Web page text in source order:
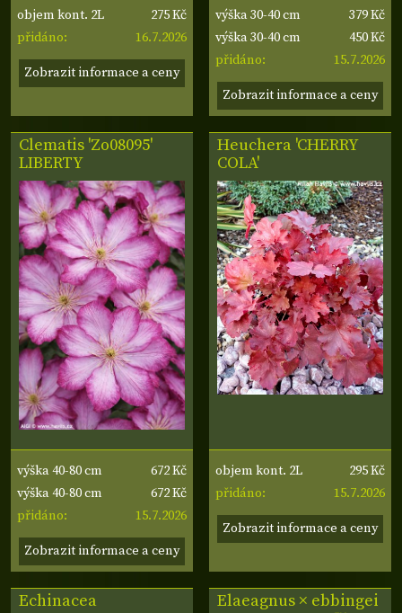
objem kont. 2L
275 Kč
přidáno:
16.7.2026
Zobrazit informace a ceny
výška 30-40 cm
379 Kč
výška 30-40 cm
450 Kč
přidáno:
15.7.2026
Zobrazit informace a ceny
Clematis 'Zo08095'
LIBERTY
výška 40-80 cm
672 Kč
výška 40-80 cm
672 Kč
přidáno:
15.7.2026
Zobrazit informace a ceny
Heuchera 'CHERRY
COLA'
objem kont. 2L
295 Kč
přidáno:
15.7.2026
Zobrazit informace a ceny
Echinacea
Elaeagnus × ebbingei